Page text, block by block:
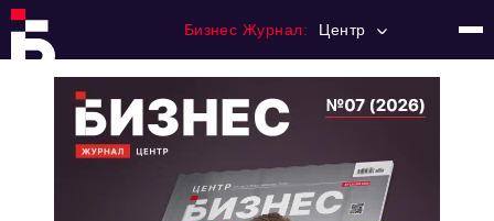
Бизнес Журнал: Центр